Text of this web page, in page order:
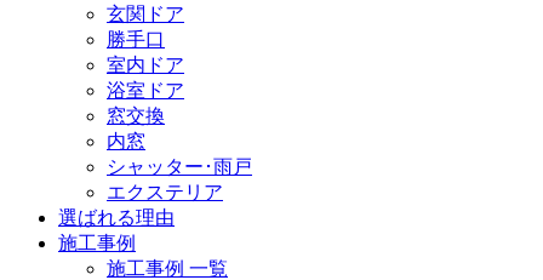
玄関ドア
勝手口
室内ドア
浴室ドア
窓交換
内窓
シャッター･雨戸
エクステリア
選ばれる理由
施工事例
施工事例 一覧